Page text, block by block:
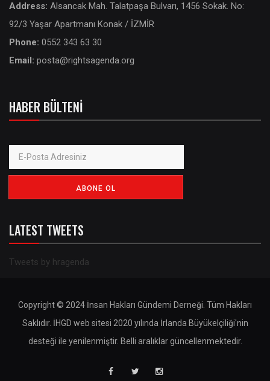
Address: Alsancak Mah. Talatpaşa Bulvarı, 1456 Sokak. No:
92/3 Yaşar Apartmanı Konak / İZMİR
Phone: 0552 343 63 30
Email: posta@rightsagenda.org
HABER BÜLTENI
LATEST TWEETS
Tweets by hragenda
Copyright © 2024 İnsan Hakları Gündemi Derneği. Tüm Hakları
Saklıdır. İHGD web sitesi 2020 yılında İrlanda Büyükelçiliği'nin
desteği ile yenilenmiştir. Belli aralıklar güncellenmektedir.